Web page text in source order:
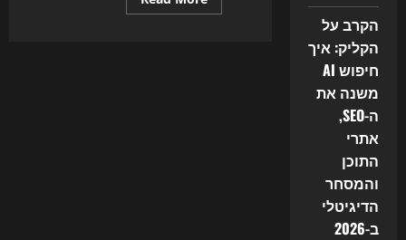
more
הקרב על
הקליק: איך
חיפוש AI
משנה את
ה-SEO,
אתרי
התוכן
והמסחר
הדיגיטלי
ב-2026